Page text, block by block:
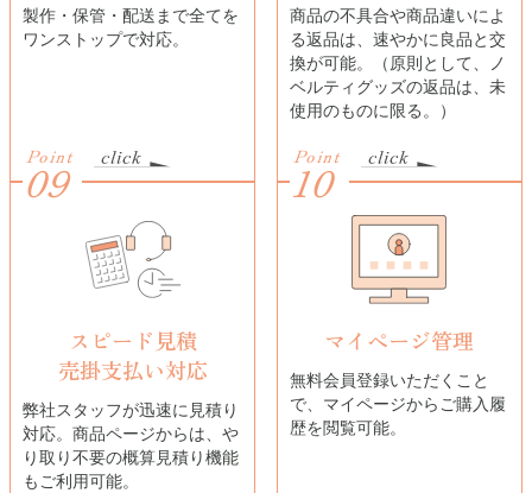
製作・保管・配送まで全てを
ワンストップで対応。
商品の不具合や商品違いによ
る返品は、速やかに良品と交
換が可能。（原則として、ノ
ベルティグッズの返品は、未
使用のものに限る。）
Point
09
スピード見積
売掛支払い対応
弊社スタッフが迅速に見積り
対応。商品ページからは、や
り取り不要の概算見積り機能
もご利用可能。
Point
10
マイページ管理
無料会員登録いただくこと
で、マイページからご購入履
歴を閲覧可能。